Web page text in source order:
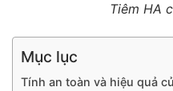
Tiêm HA
Mục lục
Tính an toàn và hiệu quả